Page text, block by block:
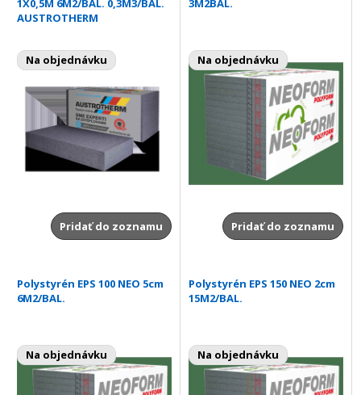
1X0,5M 6M2/BAL. 0,3M3/BAL.
AUSTROTHERM
Na objednávku
Pridať do zoznamu
3M2BAL.
Na objednávku
Pridať do zoznamu
Polystyrén EPS 100 NEO 5cm
6M2/BAL.
Na objednávku
Polystyrén EPS 150 NEO 2cm
15M2/BAL.
Na objednávku